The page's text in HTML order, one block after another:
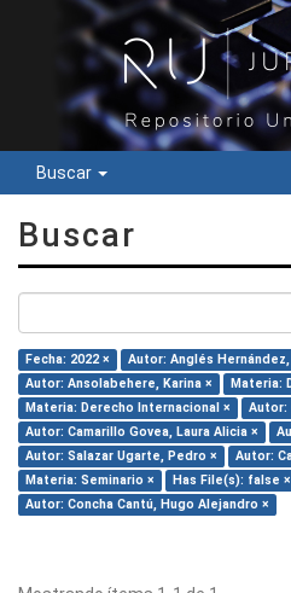
Buscar
Buscar
Fecha: 2022 ×
Autor: Anglés
Autor: Ansolabehere, Karina ×
Materia:
Materia: Derecho Internacional ×
Autor:
Autor: Camarillo Govea, Laura Alicia ×
Autor: Salazar Ugarte, Pedro ×
Autor:
Materia: Seminario ×
Has File(s): false ×
Autor: Concha Cantú, Hugo Alejandro ×